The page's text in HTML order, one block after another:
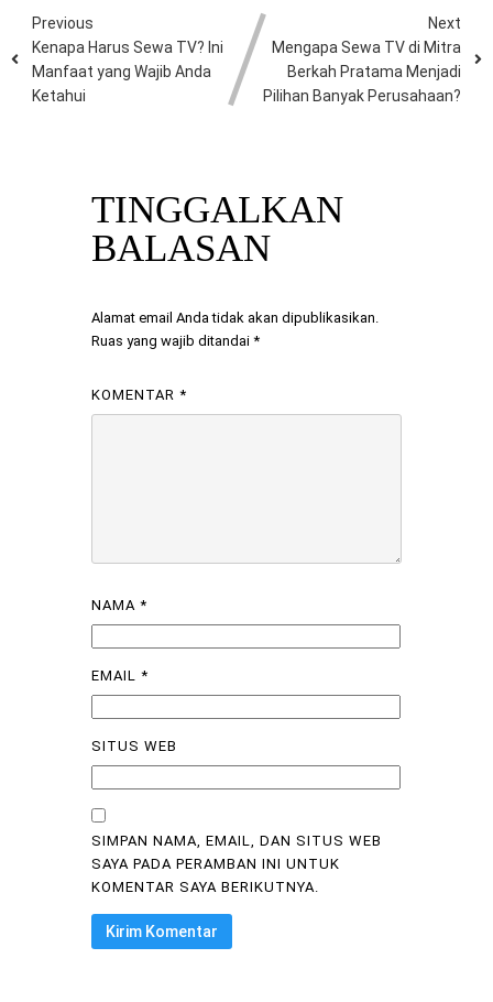
Previous
Kenapa Harus Sewa TV? Ini
Manfaat yang Wajib Anda
Ketahui
Next
Mengapa Sewa TV di Mitra
Berkah Pratama Menjadi
Pilihan Banyak Perusahaan?
TINGGALKAN
BALASAN
Alamat email Anda tidak akan dipublikasikan.
Ruas yang wajib ditandai *
KOMENTAR *
NAMA *
EMAIL *
SITUS WEB
SIMPAN NAMA, EMAIL, DAN SITUS WEB
SAYA PADA PERAMBAN INI UNTUK
KOMENTAR SAYA BERIKUTNYA.